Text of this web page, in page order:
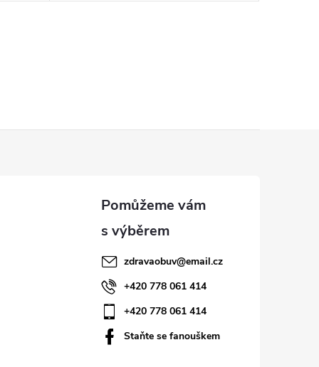
zdravaobuv@email.cz
+420 778 061 414
+420 778 061 414
Staňte se fanouškem